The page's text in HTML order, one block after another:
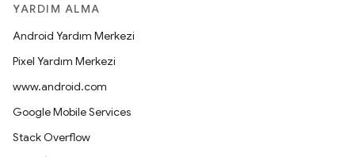
YARDIM ALMA
Android Yardım Merkezi
Pixel Yardım Merkezi
www.android.com
Google Mobile Services
Stack Overflow